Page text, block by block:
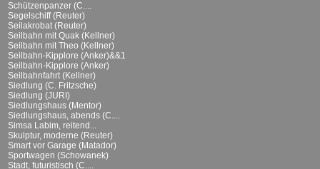
Schützenpanzer (C....
Segelschiff (Reuter)
Seilakrobat (Reuter)
Seilbahn mit Quak (Kellner)
Seilbahn mit Theo (Kellner)
Seilbahn-Kipplore (Anker)&&1
Seilbahn-Kipplore (Anker)
Seilbahnfahrt (Kellner)
Siedlung (C. Fritzsche)
Siedlung (JURI)
Siedlungshaus (Mentor)
Siedlungshaus, abends (C....
Simsa Labim, reitend...
Skulptur, moderne (Reuter)
Smart vor Garage (Matador)
Sportwagen (Schowanek)
Stadt, futuristisch (C....